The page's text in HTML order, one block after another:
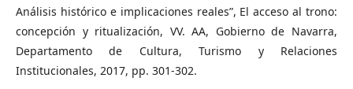
Análisis histórico e implicaciones reales”, El acceso al trono:
concepción y ritualización, VV. AA, Gobierno de Navarra,
Departamento de Cultura, Turismo y Relaciones
Institucionales, 2017, pp. 301-302.